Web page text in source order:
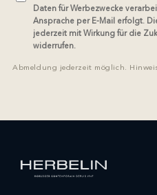
Daten für Werbezwecke
Ansprache per E-Mail erfolgt.
jederzeit mit Wirkung für die
widerrufen.
Abmeldung jederzeit möglich.